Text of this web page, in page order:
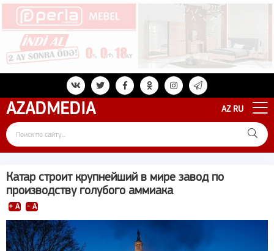
AZADMEDIA AZ RU
Катар строит крупнейший в мире завод по
производству голубого аммиака
+ A - A